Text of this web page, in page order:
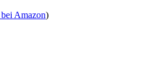
Amazon)